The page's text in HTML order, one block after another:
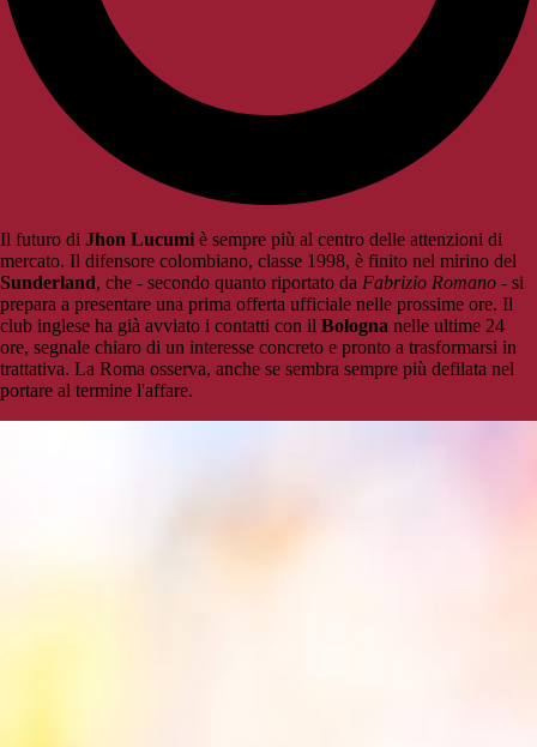
Il futuro di Jhon Lucumi è sempre più al centro delle attenzioni di
mercato. Il difensore colombiano, classe 1998, è finito nel mirino del
Sunderland, che - secondo quanto riportato da Fabrizio Romano - si
prepara a presentare una prima offerta ufficiale nelle prossime ore. Il
club inglese ha già avviato i contatti con il Bologna nelle ultime 24
ore, segnale chiaro di un interesse concreto e pronto a trasformarsi in
trattativa. La Roma osserva, anche se sembra sempre più defilata nel
portare al termine l'affare.